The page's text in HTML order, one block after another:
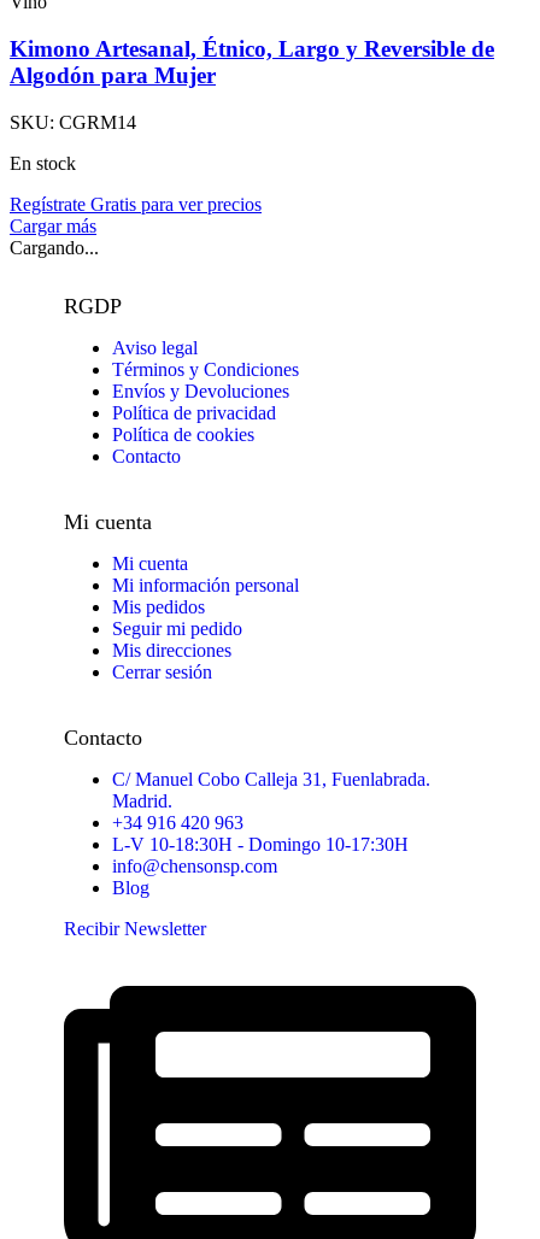
Kimono Artesanal, Étnico, Largo y Reversible de
Algodón para Mujer
SKU: CGRM14
En stock
Regístrate Gratis para ver precios
Cargar más
Cargando...
RGDP
Aviso legal
Términos y Condiciones
Envíos y Devoluciones
Política de privacidad
Política de cookies
Contacto
Mi cuenta
Mi cuenta
Mi información personal
Mis pedidos
Seguir mi pedido
Mis direcciones
Cerrar sesión
Contacto
C/ Manuel Cobo Calleja 31, Fuenlabrada.
Madrid.
+34 916 420 963
L-V 10-18:30H - Domingo 10-17:30H
info@chensonsp.com
Blog
Recibir Newsletter